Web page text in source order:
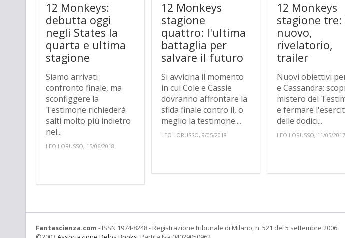
12 Monkeys:
debutta oggi
negli States la
quarta e ultima
stagione
Siamo arrivati
confronto finale, ma
sconfiggere la
Testimone richiederà
salti molto più indietro
nel...
LEO LORUSSO, 15/06/2018
12 Monkeys
stagione
quattro: l'ultima
battaglia per
salvare il futuro
Si avvicina il momento
in cui Cole e Cassie
dovranno affrontare la
sfida finale contro il, o
meglio la testimone....
LEO LORUSSO, 9/05/2018
12 Monkeys
stagione tre:
nuovo,
rivelatorio,
trailer
Nuovi obiettivi
e Cassandra:
mistero del
e fermare
delle dodici...
LEO LORUSSO, 11/05/2017
Fantascienza.com - ISSN 1974-8248 - Registrazione tribunale di Milano, n. 521 del 5 settembre 2006.